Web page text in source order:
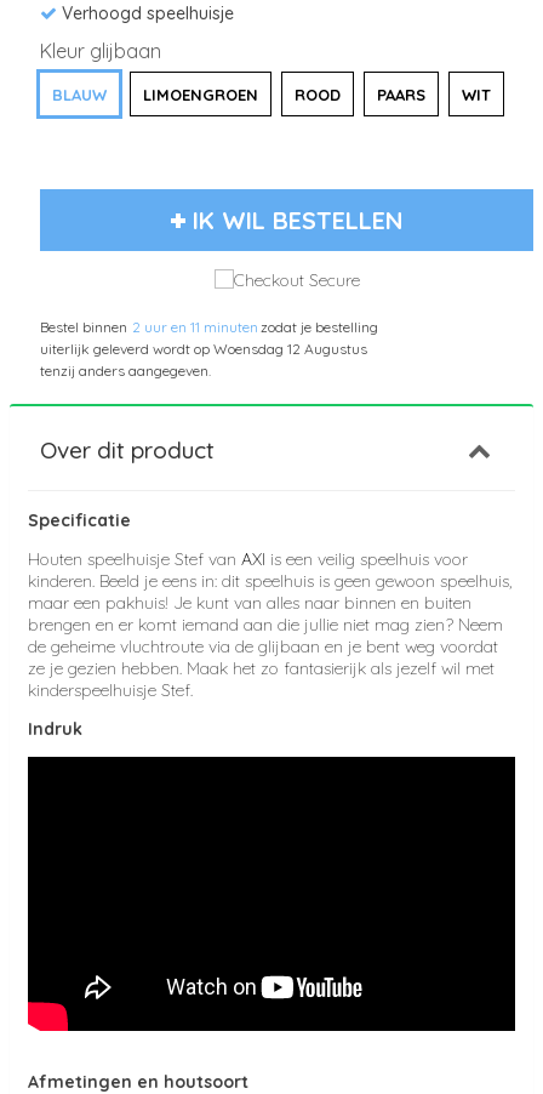
Verhoogd speelhuisje
Kleur glijbaan
BLAUW LIMOENGROEN ROOD PAARS WIT
IK WIL BESTELLEN
Bestel binnen 2 uur en 11 minutenzodat je bestelling
uiterlijk geleverd wordt op Woensdag 12 Augustus
tenzij anders aangegeven.
Over dit product
Specificatie
Houten speelhuisje Stef van AXI is een veilig speelhuis voor
kinderen. Beeld je eens in: dit speelhuis is geen gewoon speelhuis,
maar een pakhuis! Je kunt van alles naar binnen en buiten
brengen en er komt iemand aan die jullie niet mag zien? Neem
de geheime vluchtroute via de glijbaan en je bent weg voordat
ze je gezien hebben. Maak het zo fantasierijk als jezelf wil met
kinderspeelhuisje Stef.
Indruk
Afmetingen en houtsoort